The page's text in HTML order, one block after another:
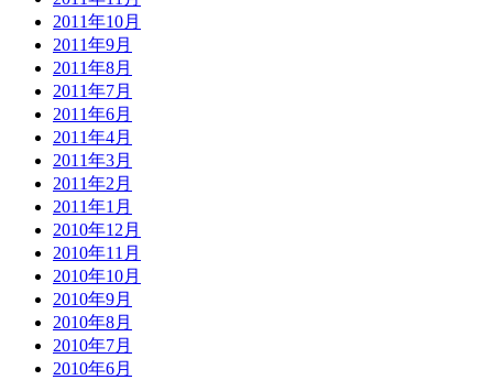
2011年10月
2011年9月
2011年8月
2011年7月
2011年6月
2011年4月
2011年3月
2011年2月
2011年1月
2010年12月
2010年11月
2010年10月
2010年9月
2010年8月
2010年7月
2010年6月